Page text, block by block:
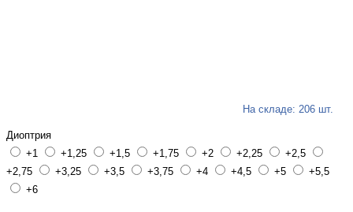
На складе: 206 шт.
Диоптрия
+1
+1,25 +1,5 +1,75 +2 +2,25
+2,5
+2,75
+3,25 +3,5 +3,75 +4 +4,5 +5
+5,5
+6